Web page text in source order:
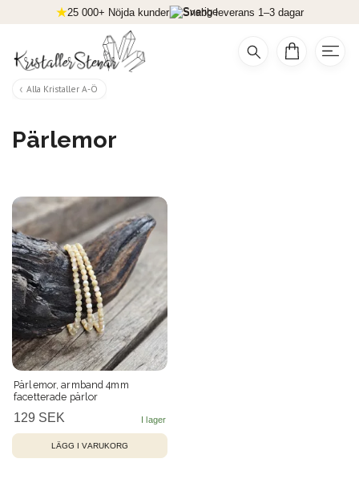
25 000+ Nöjda kunder Snabb leverans 1–3 dagar
Alla Kristaller A-Ö
Pärlemor
Pärlemor, armband 4mm
facetterade pärlor
129 SEK